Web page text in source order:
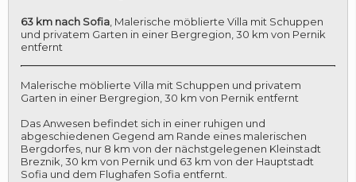
63 km nach Sofia Malerische möblierte Villa mit Schuppen
und privatem Garten in einer Bergregion, 30 km von Pernik
entfernt
Malerische möblierte Villa mit Schuppen und privatem
Garten in einer Bergregion, 30 km von Pernik entfernt
Das Anwesen befindet sich in einer ruhigen und
abgeschiedenen Gegend am Rande eines malerischen
Bergdorfes, nur 8 km von der nächstgelegenen Kleinstadt
Breznik, 30 km von Pernik und 63 km von der Hauptstadt
Sofia und dem Flughafen Sofia entfernt.